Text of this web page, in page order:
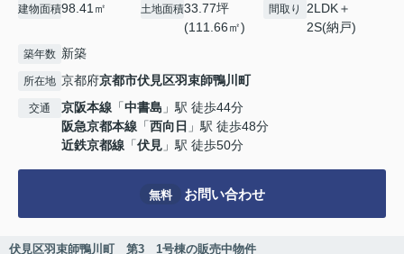
建物面積98.41㎡ 土地面積33.77坪
(111.66㎡)
間取り
2LDK＋
2S(納戸)
築年数 新築
所在地 京都府京都市伏見区羽束師鴨川町
交通 京阪本線 「中書島 」駅 徒歩44分
阪急京都本線 「西向日 」駅 徒歩48分
近鉄京都線 「伏見 」駅 徒歩50分
無料 お問い合わせ
伏見区羽束師鴨川町 第3 1号棟の販売中物件